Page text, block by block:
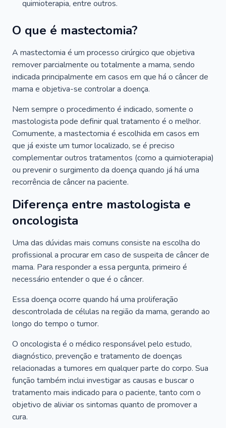
quimioterapia, entre outros.
O que é mastectomia?
A mastectomia é um processo cirúrgico que objetiva
remover parcialmente ou totalmente a mama, sendo
indicada principalmente em casos em que há o câncer de
mama e objetiva-se controlar a doença.
Nem sempre o procedimento é indicado, somente o
mastologista pode definir qual tratamento é o melhor.
Comumente, a mastectomia é escolhida em casos em
que já existe um tumor localizado, se é preciso
complementar outros tratamentos (como a quimioterapia)
ou prevenir o surgimento da doença quando já há uma
recorrência de câncer na paciente.
Diferença entre mastologista e
oncologista
Uma das dúvidas mais comuns consiste na escolha do
profissional a procurar em caso de suspeita de câncer de
mama. Para responder a essa pergunta, primeiro é
necessário entender o que é o câncer.
Essa doença ocorre quando há uma proliferação
descontrolada de células na região da mama, gerando ao
longo do tempo o tumor.
O oncologista é o médico responsável pelo estudo,
diagnóstico, prevenção e tratamento de doenças
relacionadas a tumores em qualquer parte do corpo. Sua
função também inclui investigar as causas e buscar o
tratamento mais indicado para o paciente, tanto com o
objetivo de aliviar os sintomas quanto de promover a
cura.